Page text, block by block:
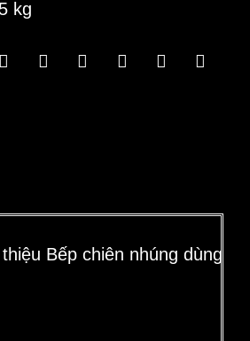
kg
Bếp chiên nhúng dùng